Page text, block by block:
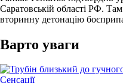
Саратовській області РФ.
вторинну детонацію
Варто уваги
Опублікувати
Сенсації